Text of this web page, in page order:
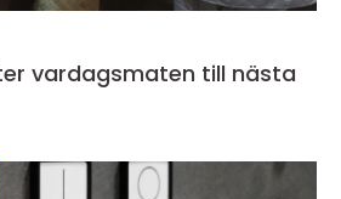
vardagsmaten till nästa